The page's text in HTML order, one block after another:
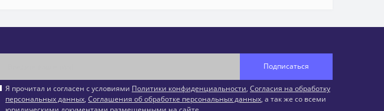
Подписаться
Я прочитал и согласен с условиями Политики конфиденциальности, Согласия на обработку
персональных данных, Соглашения об обработке персональных данных, а так же со всеми